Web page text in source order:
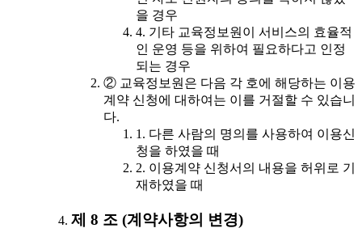
을 경우
4. 기타 교육정보원이 서비스의 효율적
인 운영 등을 위하여 필요하다고 인정
되는 경우
② 교육정보원은 다음 각 호에 해당하는 이용
계약 신청에 대하여는 이를 거절할 수 있습니
다.
1. 다른 사람의 명의를 사용하여 이용신
청을 하였을 때
2. 이용계약 신청서의 내용을 허위로 기
재하였을 때
제 8 조 (계약사항의 변경)